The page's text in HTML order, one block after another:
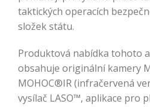
taktických operacích
složek státu.
Produktová nabídka tohoto
obsahuje originální kamery
MOHOC®IR (infračervená
vysílač LASO™, aplikace pro